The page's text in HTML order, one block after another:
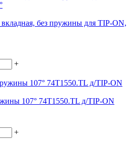
без пружины для TIP-ON,
+
107° 74T1550.TL д/TIP-ON
+